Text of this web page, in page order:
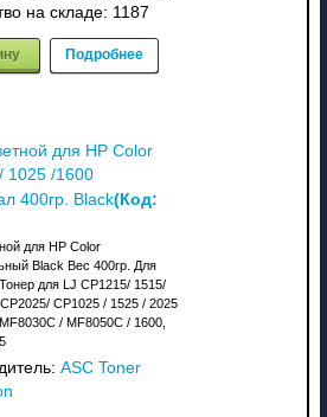
на складе: 1187
Подробнее
для HP Color
1025 /1600
400гр. Black(Код:
для HP Color
Black Вес 400гр. Для
для LJ CP1215/ 1515/
CP1025 / 1525 / 2025
/ MF8050C / 1600,
ASC Toner